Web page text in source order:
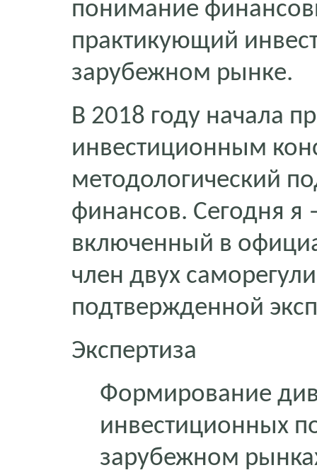
понимание
практикующий
зарубежном рынке.
В 2018 году начала
инвестиционным
методологический
финансов. Сегодня
включенный в
член двух
подтвержденной
Экспертиза
Формирование
инвестиционных
зарубежном